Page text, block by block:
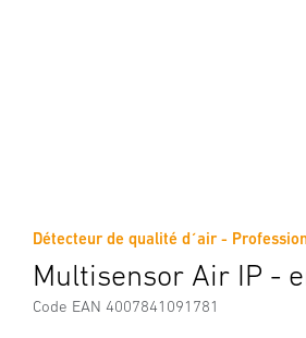
Détecteur de qualité d´air -
Multisensor Air IP -
Code EAN 4007841091781